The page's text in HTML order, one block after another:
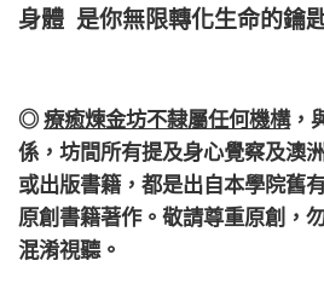
身體 是你無限轉化生命的鑰
◎療癒煉金坊不隸屬任何機構，
係， 坊間所有提及身心覺察及澳
或出版書籍，都是出自本學院舊
原創書籍著作。敬請尊重原創，
混淆視聽。